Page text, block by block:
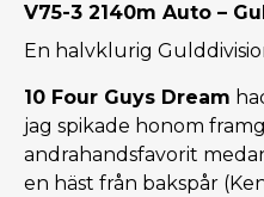
V75-3 2140m Auto –
En halvklurig
10 Four Guys Dream
jag spikade honom
andrahandsfavorit
en häst från bakspår